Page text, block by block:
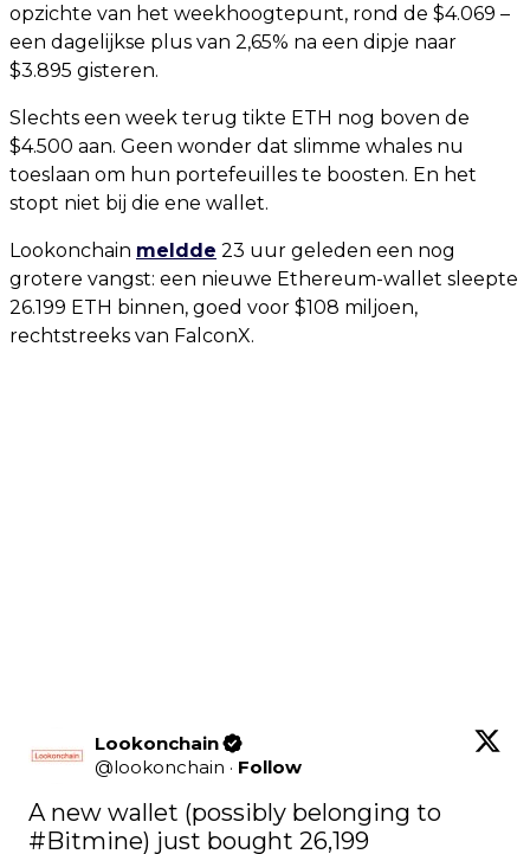
opzichte van het weekhoogtepunt, rond de $4.069 –
een dagelijkse plus van 2,65% na een dipje naar
$3.895 gisteren.
Slechts een week terug tikte ETH nog boven de
$4.500 aan. Geen wonder dat slimme whales nu
toeslaan om hun portefeuilles te boosten. En het
stopt niet bij die ene wallet.
Lookonchain meldde 23 uur geleden een nog
grotere vangst: een nieuwe Ethereum-wallet sleepte
26.199 ETH binnen, goed voor $108 miljoen,
rechtstreeks van FalconX.
Lookonchain
@lookonchain · Follow
#Bitmine